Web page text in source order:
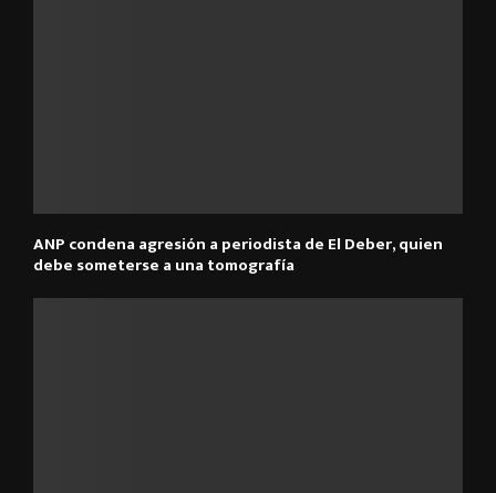
ANP condena agresión a periodista de El Deber, quien
debe someterse a una tomografía